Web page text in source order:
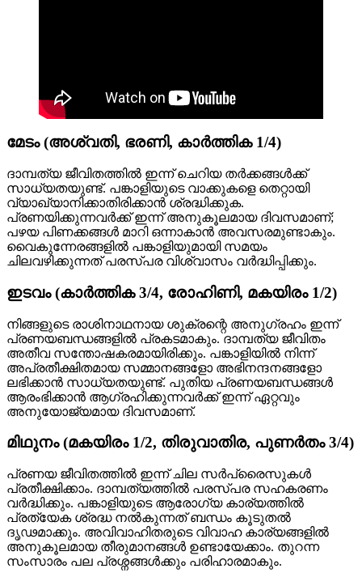
മേടം (അശ്വതി, ഭരണി, കാർത്തിക 1/4)
ദാമ്പത്യ ജീവിതത്തിൽ ഇന്ന് ചെറിയ തർക്കങ്ങൾക്ക്
സാധ്യതയുണ്ട്. പങ്കാളിയുടെ വാക്കുകളെ തെറ്റായി
വ്യാഖ്യാനിക്കാതിരിക്കാൻ ശ്രദ്ധിക്കുക.
പ്രണയിക്കുന്നവർക്ക് ഇന്ന് അനുകൂലമായ ദിവസമാണ്;
പഴയ പിണക്കങ്ങൾ മാറി ഒന്നാകാൻ അവസരമുണ്ടാകും.
വൈകുന്നേരങ്ങളിൽ പങ്കാളിയുമായി സമയം
ചിലവഴിക്കുന്നത് പരസ്പര വിശ്വാസം വർദ്ധിപ്പിക്കും.
ഇടവം (കാർത്തിക 3/4, രോഹിണി, മകയിരം 1/2)
നിങ്ങളുടെ രാശിനാഥനായ ശുക്രന്റെ അനുഗ്രഹം ഇന്ന്
പ്രണയബന്ധങ്ങളിൽ പ്രകടമാകും. ദാമ്പത്യ ജീവിതം
അതീവ സന്തോഷകരമായിരിക്കും. പങ്കാളിയിൽ നിന്ന്
അപ്രതീക്ഷിതമായ സമ്മാനങ്ങളോ അഭിനന്ദനങ്ങളോ
ലഭിക്കാൻ സാധ്യതയുണ്ട്. പുതിയ പ്രണയബന്ധങ്ങൾ
ആരംഭിക്കാൻ ആഗ്രഹിക്കുന്നവർക്ക് ഇന്ന് ഏറ്റവും
അനുയോജ്യമായ ദിവസമാണ്.
മിഥുനം (മകയിരം 1/2, തിരുവാതിര, പുണർതം 3/4)
പ്രണയ ജീവിതത്തിൽ ഇന്ന് ചില സർപ്രൈസുകൾ
പ്രതീക്ഷിക്കാം. ദാമ്പത്യത്തിൽ പരസ്പര സഹകരണം
വർദ്ധിക്കും. പങ്കാളിയുടെ ആരോഗ്യ കാര്യത്തിൽ
പ്രത്യേക ശ്രദ്ധ നൽകുന്നത് ബന്ധം കൂടുതൽ
ദൃഢമാക്കും. അവിവാഹിതരുടെ വിവാഹ കാര്യങ്ങളിൽ
അനുകൂലമായ തീരുമാനങ്ങൾ ഉണ്ടായേക്കാം. തുറന്ന
സംസാരം പല പ്രശ്നങ്ങൾക്കും പരിഹാരമാകും.